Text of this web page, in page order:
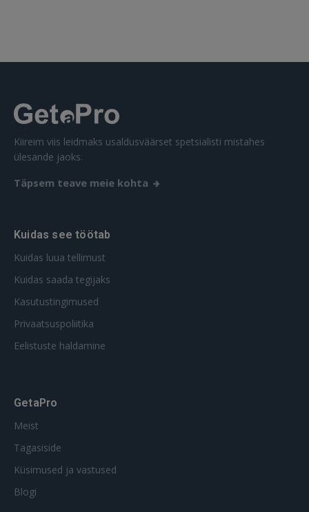
 Sign in with Apple
Ei ole veel registreerunud?
Kiireim viis leidmaks usaldusväärset spetsialisti mistahes
ülesande jaoks.
Täpsem teave meie kohta
Kuidas see töötab
Kuidas luua tellimust
Kuidas saada tegijaks
Kasutustingimused
Privaatsuspoliitika
Eelistuste haldamine
GetaPro
Meist
Tagasiside
Küsimused ja vastused
Blogi